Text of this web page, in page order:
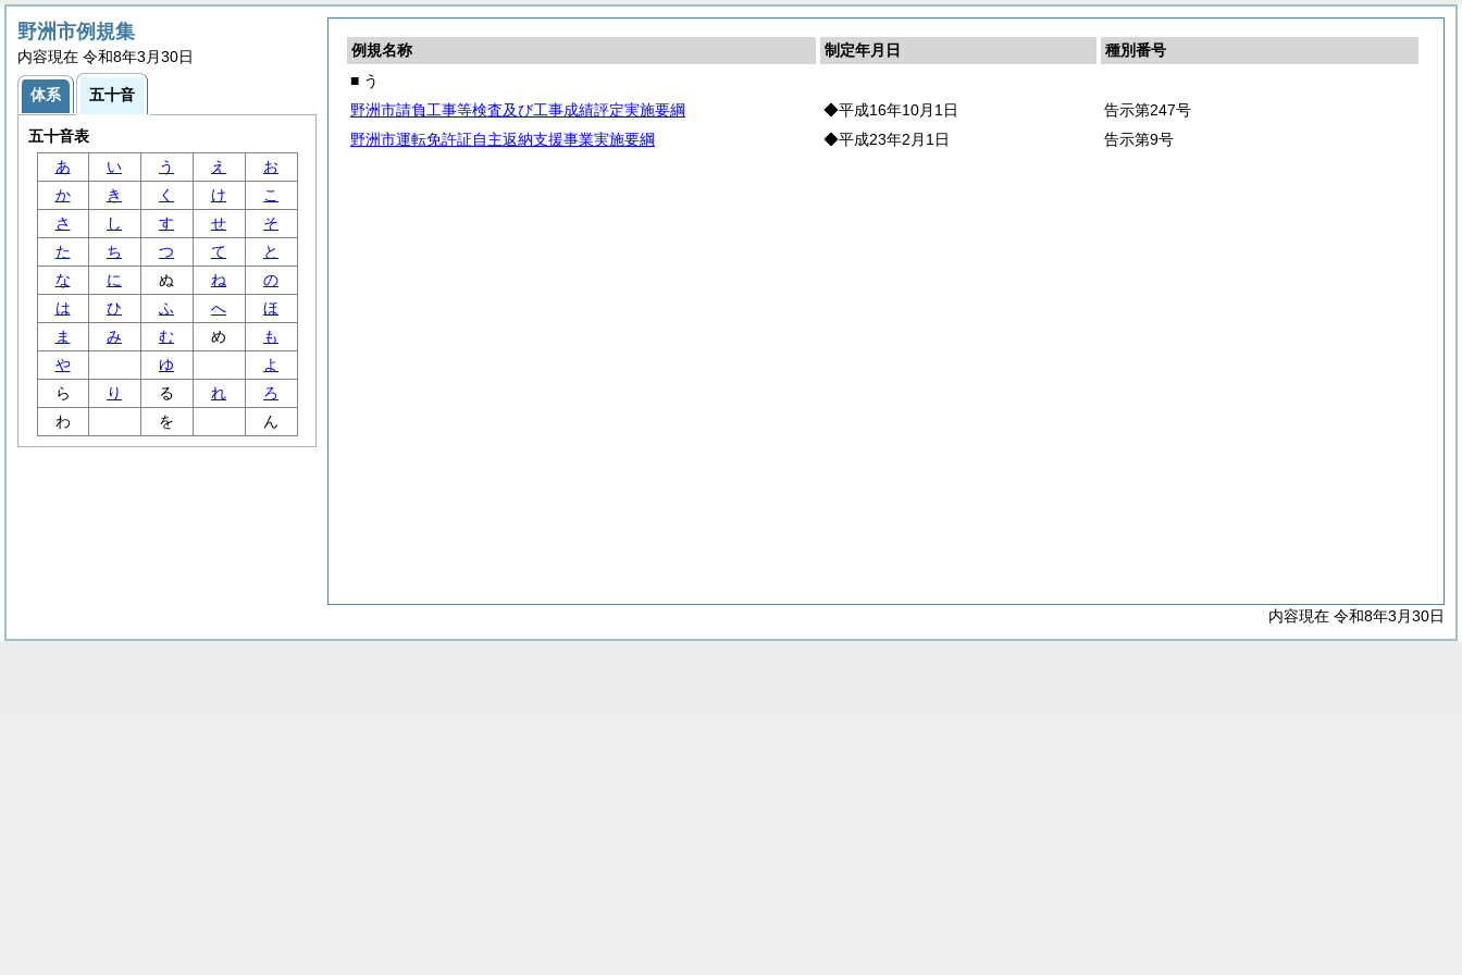
例規名称 制定年月日
種別番号
■ う
野洲市請負工事等検査及び工事成績評定実施要綱
◆平成16年10月1日
告示第247号
野洲市運転免許証自主返納支援事業実施要綱
◆平成23年2月1日 告示第9号
内容現在 令和8年3月30日
野洲市例規集
内容現在 令和8年3月30日
体系 五十音
五十音表
あ
い う え
お
か
き く け
こ
さ
し す せ
そ
た
ち つ て
と
な
に ぬ ね
の
は
ひ ふ へ
ほ
ま
み む め
も
や
ゆ
よ
ら
り る れ
ろ
わ
を ん